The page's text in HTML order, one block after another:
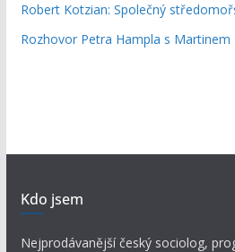
Robert Kotzian: Společný
Rozhovor Petra Hampla s Martinem
Kdo jsem
Nejprodávanější český sociolog,